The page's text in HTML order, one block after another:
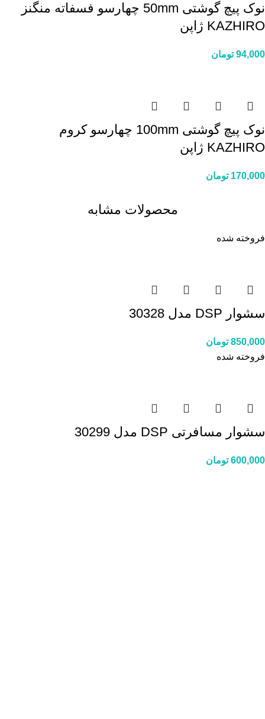
نوک پیچ گوشتی 50mm چهارسو فسفاته منگنز
KAZHIRO ژاپن
94,000 تومان
نوک پیچ گوشتی 100mm چهارسو کروم
KAZHIRO ژاپن
170,000 تومان
محصولات مشابه
فروخته شده
سشوار DSP مدل 30328
850,000 تومان
فروخته شده
سشوار مسافرتی DSP مدل 30299
600,000 تومان